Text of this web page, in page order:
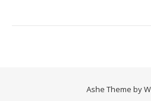
Ashe Theme by